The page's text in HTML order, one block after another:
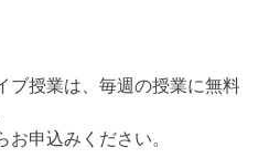
ブ授業は、毎週の授業に無料
お申込みください。